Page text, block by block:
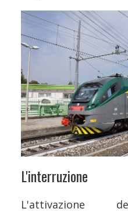
L'interruzione
L'attivazione